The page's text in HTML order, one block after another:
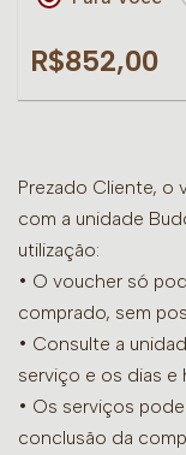
R$852,00
Prezado Cliente, o
com a unidade
utilização:
• O voucher só
comprado, sem
• Consulte a
serviço e os dias e
• Os serviços
conclusão da